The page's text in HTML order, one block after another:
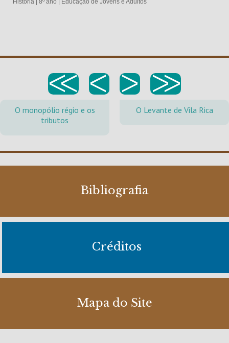
História 8º ano Educação de Jovens e Adultos
<< < > >>
O monopólio régio e os
tributos
O Levante de Vila Rica
Bibliografia
Créditos
Mapa do Site